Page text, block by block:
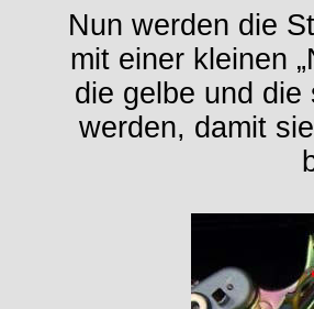
Nun werden die
mit einer kleinen
die gelbe und
werden, damit